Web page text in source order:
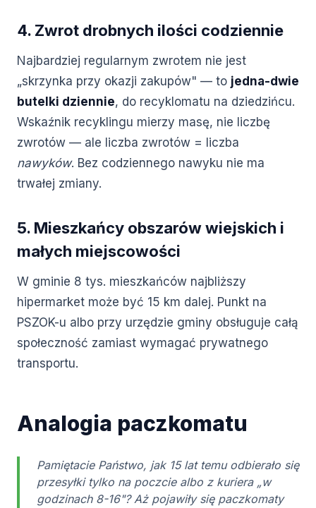
4. Zwrot drobnych ilości codziennie
Najbardziej regularnym zwrotem nie jest
„skrzynka przy okazji zakupów" — to jedna-dwie
butelki dziennie, do recyklomatu na dziedzińcu.
Wskaźnik recyklingu mierzy masę, nie liczbę
zwrotów — ale liczba zwrotów = liczba
nawyków. Bez codziennego nawyku nie ma
trwałej zmiany.
5. Mieszkańcy obszarów wiejskich i
małych miejscowości
W gminie 8 tys. mieszkańców najbliższy
hipermarket może być 15 km dalej. Punkt na
PSZOK-u albo przy urzędzie gminy obsługuje całą
społeczność zamiast wymagać prywatnego
transportu.
Analogia paczkomatu
Pamiętacie Państwo, jak 15 lat temu odbierało się
przesyłki tylko na poczcie albo z kuriera „w
godzinach 8-16"? Aż pojawiły się paczkomaty